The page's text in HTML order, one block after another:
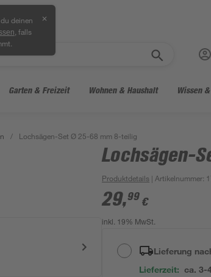
deinen
, falls
✕
Garten & Freizeit Wohnen & Haushalt Wissen
/ Lochsägen-Set Ø 25-68 mm 8-teilig
Lochsägen-
Produktdetails | Artikelnummer:
29,99 €
inkl. 19% MwSt.
Lieferung
Lieferzeit: ca. 3-